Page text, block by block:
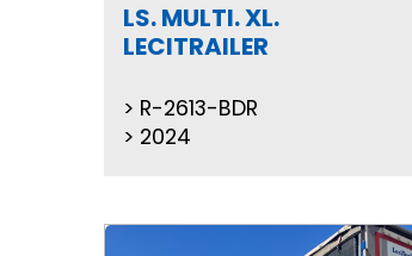
LS. MULTI. XL.
LECITRAILER
R-2613-BDR
2024